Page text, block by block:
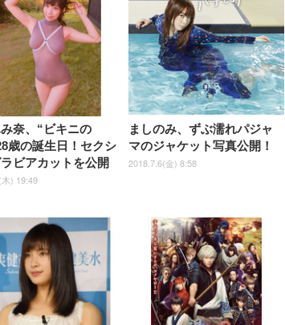
学 椅
上げ
レス
ッシ
ッシ
用 お
(ブラ
ロッキング機能 人間工学 椅子
腰サポート 90度跳ね上げ式ア
ームレスト 3Dヘッドレスト
ハンガー付き 高反発クッショ
ン PCチェア 通気性メッシュ
ゲーミング/勉強/事務用 おし
ゃれ パソコンチェア (ホワイ
ト)
￥7,680
ス圧無段階昇降 360度回
転 キャスター付き コンパ
クト 幅52×奥行58.5×高さ
84～96cm テレワーク 在
宅勤務 ブラック
￥4,139
沢 HDMI/DisplayPort/VGA
スピーカー内蔵 高さ調整 ス
イベル VESA対応
ComfortView ビジネス向け
￥15,800
1ms FHD 量子ドット 残像低減 (3
年保証 | 輝点保証 | 日本メーカー)
￥34,980
ペットシーツ 超厚型 お徳用
ワイド 100枚入 (x 1) (ケース
販売)
￥3,670 ￥3,731
奈、“ビキニの
歳の誕生日！セクシ
ビアカットを公開
) 19:49
ましのみ、ずぶ濡れパジャ
マのジャケット写真公開！
2018.7.6(金) 8:58